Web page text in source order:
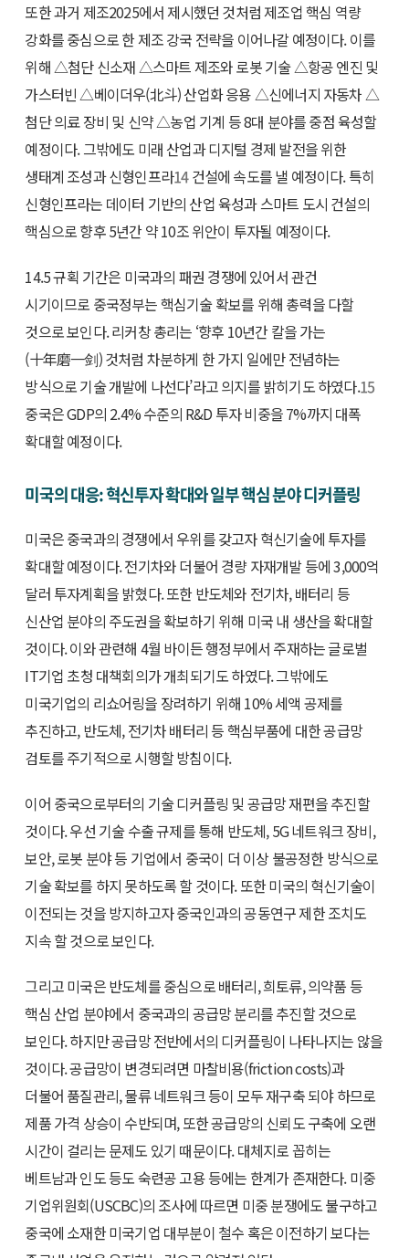
또한 과거 제조2025에서 제시했던 것처럼 제조업 핵심 역량
강화를 중심으로 한 제조 강국 전략을 이어나갈 예정이다. 이를
위해 △첨단 신소재 △스마트 제조와 로봇 기술 △항공 엔진 및
가스터빈 △베이더우(北斗) 산업화 응용 △신에너지 자동차 △
첨단 의료 장비 및 신약 △농업 기계 등 8대 분야를 중점 육성할
예정이다. 그밖에도 미래 산업과 디지털 경제 발전을 위한
생태계 조성과 신형인프라14건설에 속도를 낼 예정이다. 특히
신형인프라는 데이터 기반의 산업 육성과 스마트 도시 건설의
핵심으로 향후 5년간 약 10조 위안이 투자될 예정이다.
14.5 규획 기간은 미국과의 패권 경쟁에 있어서 관건
시기이므로 중국정부는 핵심기술 확보를 위해 총력을 다할
것으로 보인다. 리커창 총리는 ‘향후 10년간 칼을 가는
(十年磨一剑) 것처럼 차분하게 한 가지 일에만 전념하는
방식으로 기술 개발에 나선다’라고 의지를 밝히기도 하였다.15
중국은 GDP의 2.4% 수준의 R&D 투자 비중을 7%까지 대폭
확대할 예정이다.
미국의 대응: 혁신투자 확대와 일부 핵심 분야 디커플링
미국은 중국과의 경쟁에서 우위를 갖고자 혁신기술에 투자를
확대할 예정이다. 전기차와 더불어 경량 자재개발 등에 3,000억
달러 투자계획을 밝혔다. 또한 반도체와 전기차, 배터리 등
신산업 분야의 주도권을 확보하기 위해 미국 내 생산을 확대할
것이다. 이와 관련해 4월 바이든 행정부에서 주재하는 글로벌
IT기업 초청 대책회의가 개최되기도 하였다. 그밖에도
미국기업의 리쇼어링을 장려하기 위해 10% 세액 공제를
추진하고, 반도체, 전기차 배터리 등 핵심부품에 대한 공급망
검토를 주기적으로 시행할 방침이다.
이어 중국으로부터의 기술 디커플링 및 공급망 재편을 추진할
것이다. 우선 기술 수출 규제를 통해 반도체, 5G 네트워크 장비,
보안, 로봇 분야 등 기업에서 중국이 더 이상 불공정한 방식으로
기술 확보를 하지 못하도록 할 것이다. 또한 미국의 혁신기술이
이전되는 것을 방지하고자 중국인과의 공동연구 제한 조치도
지속 할 것으로 보인다.
그리고 미국은 반도체를 중심으로 배터리, 희토류, 의약품 등
핵심 산업 분야에서 중국과의 공급망 분리를 추진할 것으로
보인다. 하지만 공급망 전반에서의 디커플링이 나타나지는 않을
것이다. 공급망이 변경되려면 마찰비용(friction costs)과
더불어 품질관리, 물류 네트워크 등이 모두 재구축 되야 하므로
제품 가격 상승이 수반되며, 또한 공급망의 신뢰도 구축에 오랜
시간이 걸리는 문제도 있기 때문이다. 대체지로 꼽히는
베트남과 인도 등도 숙련공 고용 등에는 한계가 존재한다. 미중
기업위원회(USCBC)의 조사에 따르면 미중 분쟁에도 불구하고
중국에 소재한 미국기업 대부분이 철수 혹은 이전하기 보다는